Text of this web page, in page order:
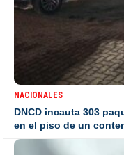
NACIONALES
DNCD incauta 303
en el piso de un